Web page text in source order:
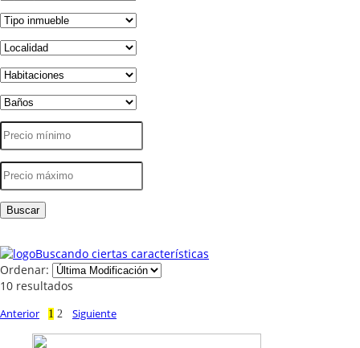
Buscando ciertas características
Ordenar:
10 resultados
Anterior 1 2 Siguiente